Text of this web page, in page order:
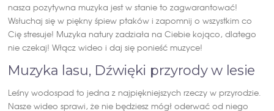
nasza pozytywna muzyka jest w stanie to zagwarantować!
Wsłuchaj się w piękny śpiew ptaków i zapomnij o wszystkim co
Cię stresuje! Muzyka natury zadziała na Ciebie kojąco, dlatego
nie czekaj! Włącz wideo i daj się ponieść muzyce!
Muzyka lasu, Dźwięki przyrody w lesie
Leśny wodospad to jedna z najpiękniejszych rzeczy w przyrodzie.
Nasze wideo sprawi, że nie będziesz mógł oderwać od niego